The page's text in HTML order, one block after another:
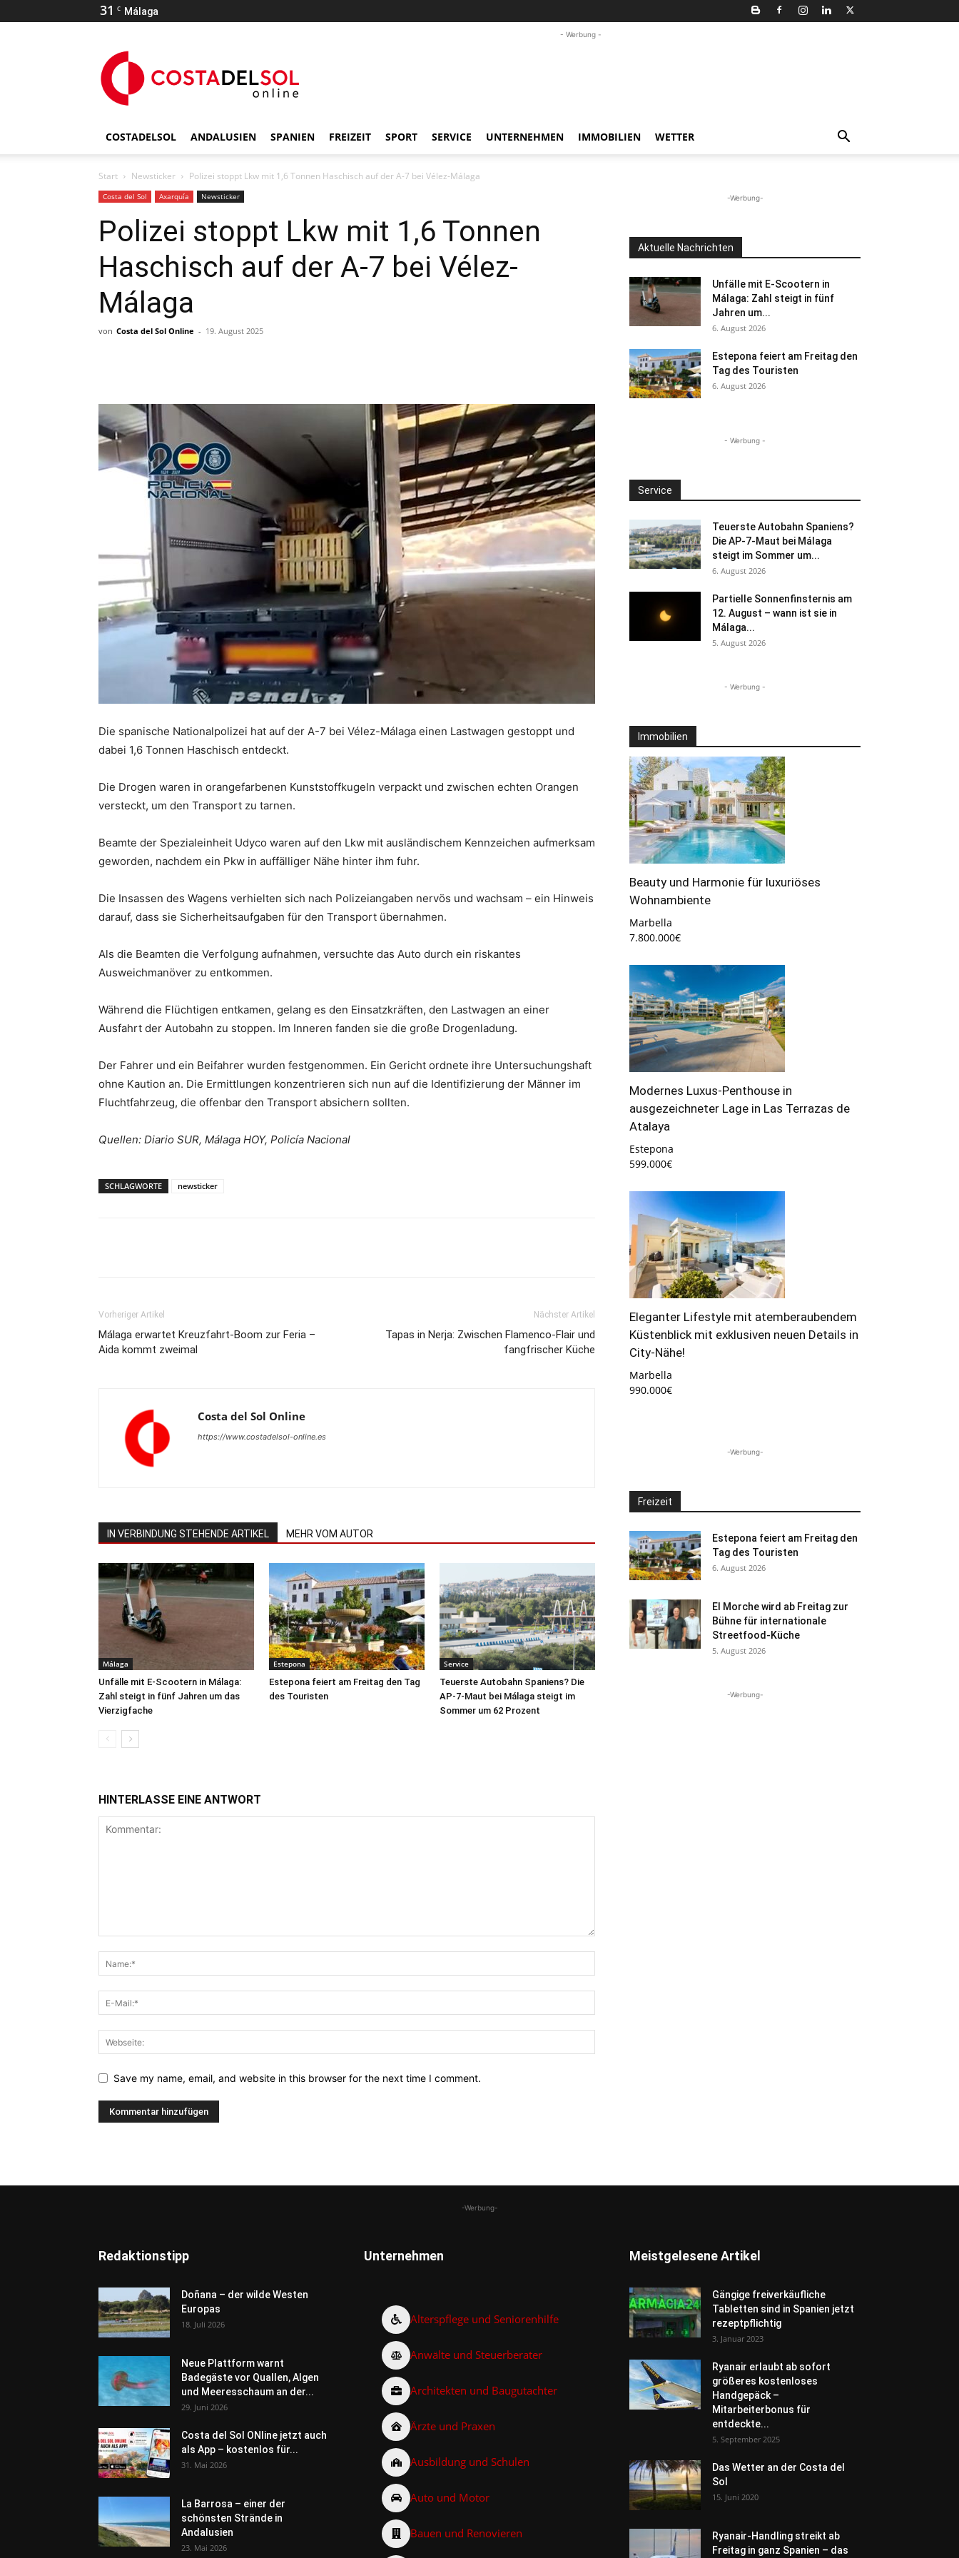
31 C Málaga
- Werbung -
COSTADELSOL ANDALUSIEN SPANIEN FREIZEIT SPORT SERVICE UNTERNEHMEN IMMOBILIEN WETTER
Start Newsticker Polizei stoppt Lkw mit 1,6 Tonnen Haschisch auf der A-7 bei Vélez-Málaga
Costa del Sol Axarquía Newsticker
Polizei stoppt Lkw mit 1,6 Tonnen
Haschisch auf der A-7 bei Vélez-
Málaga
von Costa del Sol Online - 19. August 2025
Die spanische Nationalpolizei hat auf der A-7 bei Vélez-Málaga einen Lastwagen gestoppt und
dabei 1,6 Tonnen Haschisch entdeckt.
Die Drogen waren in orangefarbenen Kunststoffkugeln verpackt und zwischen echten Orangen
versteckt, um den Transport zu tarnen.
Beamte der Spezialeinheit Udyco waren auf den Lkw mit ausländischem Kennzeichen aufmerksam
geworden, nachdem ein Pkw in auffälliger Nähe hinter ihm fuhr.
Die Insassen des Wagens verhielten sich nach Polizeiangaben nervös und wachsam – ein Hinweis
darauf, dass sie Sicherheitsaufgaben für den Transport übernahmen.
Als die Beamten die Verfolgung aufnahmen, versuchte das Auto durch ein riskantes
Ausweichmanöver zu entkommen.
Während die Flüchtigen entkamen, gelang es den Einsatzkräften, den Lastwagen an einer
Ausfahrt der Autobahn zu stoppen. Im Inneren fanden sie die große Drogenladung.
Der Fahrer und ein Beifahrer wurden festgenommen. Ein Gericht ordnete ihre Untersuchungshaft
ohne Kaution an. Die Ermittlungen konzentrieren sich nun auf die Identifizierung der Männer im
Fluchtfahrzeug, die offenbar den Transport absichern sollten.
Quellen: Diario SUR, Málaga HOY, Policía Nacional
SCHLAGWORTE newsticker
Vorheriger Artikel
Málaga erwartet Kreuzfahrt-Boom zur Feria –
Aida kommt zweimal
Nächster Artikel
Tapas in Nerja: Zwischen Flamenco-Flair und
fangfrischer Küche
Costa del Sol Online
https://www.costadelsol-online.es
IN VERBINDUNG STEHENDE ARTIKEL MEHR VOM AUTOR
Málaga
Unfälle mit E-Scootern in Málaga:
Zahl steigt in fünf Jahren um das
Vierzigfache
Estepona
Estepona feiert am Freitag den Tag
des Touristen
Service
Teuerste Autobahn Spaniens? Die
AP-7-Maut bei Málaga steigt im
Sommer um 62 Prozent
HINTERLASSE EINE ANTWORT
Save my name, email, and website in this browser for the next time I comment.
-Werbung-
Aktuelle Nachrichten
Unfälle mit E-Scootern in
Málaga: Zahl steigt in fünf
Jahren um...
6. August 2026
Estepona feiert am Freitag den
Tag des Touristen
6. August 2026
- Werbung -
Service
Teuerste Autobahn Spaniens?
Die AP-7-Maut bei Málaga
steigt im Sommer um...
6. August 2026
Partielle Sonnenfinsternis am
12. August – wann ist sie in
Málaga...
5. August 2026
- Werbung -
Immobilien
Beauty und Harmonie für luxuriöses
Wohnambiente
Marbella
7.800.000€
Modernes Luxus-Penthouse in
ausgezeichneter Lage in Las Terrazas de
Atalaya
Estepona
599.000€
Eleganter Lifestyle mit atemberaubendem
Küstenblick mit exklusiven neuen Details in
City-Nähe!
Marbella
990.000€
-Werbung-
Freizeit
Estepona feiert am Freitag den
Tag des Touristen
6. August 2026
El Morche wird ab Freitag zur
Bühne für internationale
Streetfood-Küche
5. August 2026
-Werbung-
-Werbung-
Redaktionstipp
Doñana – der wilde Westen
Europas
18. Juli 2026
Neue Plattform warnt
Badegäste vor Quallen, Algen
und Meeresschaum an der...
29. Juni 2026
Costa del Sol ONline jetzt auch
als App – kostenlos für...
31. Mai 2026
La Barrosa – einer der
schönsten Strände in
Andalusien
23. Mai 2026
Unternehmen
Alterspflege und Seniorenhilfe
Anwälte und Steuerberater
Architekten und Baugutachter
Ärzte und Praxen
Ausbildung und Schulen
Auto und Motor
Bauen und Renovieren
Meistgelesene Artikel
Gängige freiverkäufliche
Tabletten sind in Spanien jetzt
rezeptpflichtig
3. Januar 2023
Ryanair erlaubt ab sofort
größeres kostenloses
Handgepäck –
Mitarbeiterbonus für
entdeckte...
5. September 2025
Das Wetter an der Costa del
Sol
15. Juni 2020
Ryanair-Handling streikt ab
Freitag in ganz Spanien – das